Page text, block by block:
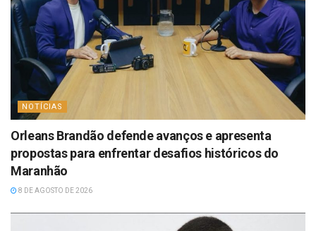
NOTÍCIAS
Orleans Brandão defende avanços e apresenta
propostas para enfrentar desafios históricos do
Maranhão
8 DE AGOSTO DE 2026